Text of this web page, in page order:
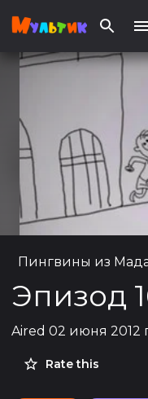
Пингвины из
Эпизод
Aired 02 июня 2012
Rate this